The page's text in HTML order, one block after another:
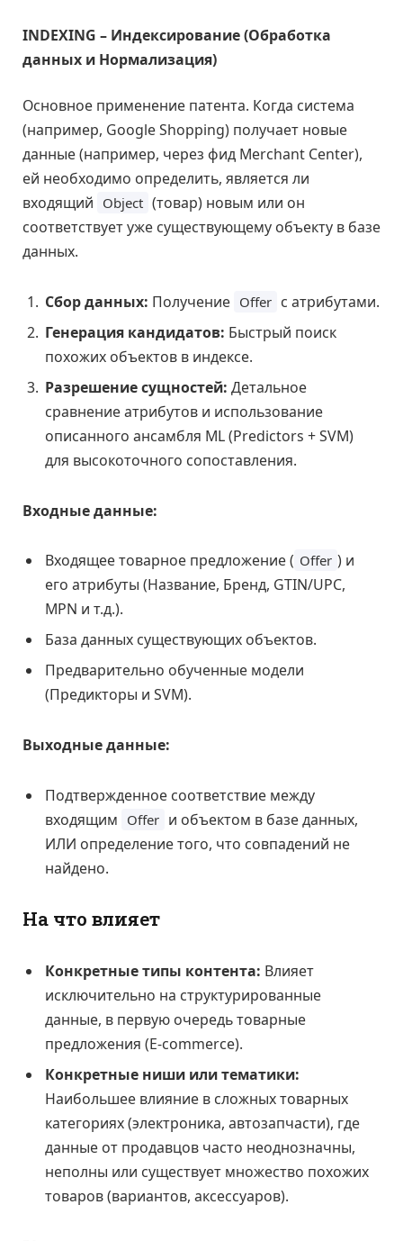
INDEXING – Индексирование (Обработка
данных и Нормализация)
Основное применение патента. Когда система
(например, Google Shopping) получает новые
данные (например, через фид Merchant Center),
ей необходимо определить, является ли
входящий Object (товар) новым или он
соответствует уже существующему объекту в базе
данных.
Сбор данных: Получение Offer с атрибутами.
Генерация кандидатов: Быстрый поиск
похожих объектов в индексе.
Разрешение сущностей: Детальное
сравнение атрибутов и использование
описанного ансамбля ML (Predictors + SVM)
для высокоточного сопоставления.
Входные данные:
Входящее товарное предложение ( Offer ) и
его атрибуты (Название, Бренд, GTIN/UPC,
MPN и т.д.).
База данных существующих объектов.
Предварительно обученные модели
(Предикторы и SVM).
Выходные данные:
Подтвержденное соответствие между
входящим Offer и объектом в базе данных,
ИЛИ определение того, что совпадений не
найдено.
На что влияет
Конкретные типы контента: Влияет
исключительно на структурированные
данные, в первую очередь товарные
предложения (E-commerce).
Конкретные ниши или тематики:
Наибольшее влияние в сложных товарных
категориях (электроника, автозапчасти), где
данные от продавцов часто неоднозначны,
неполны или существует множество похожих
товаров (вариантов, аксессуаров).